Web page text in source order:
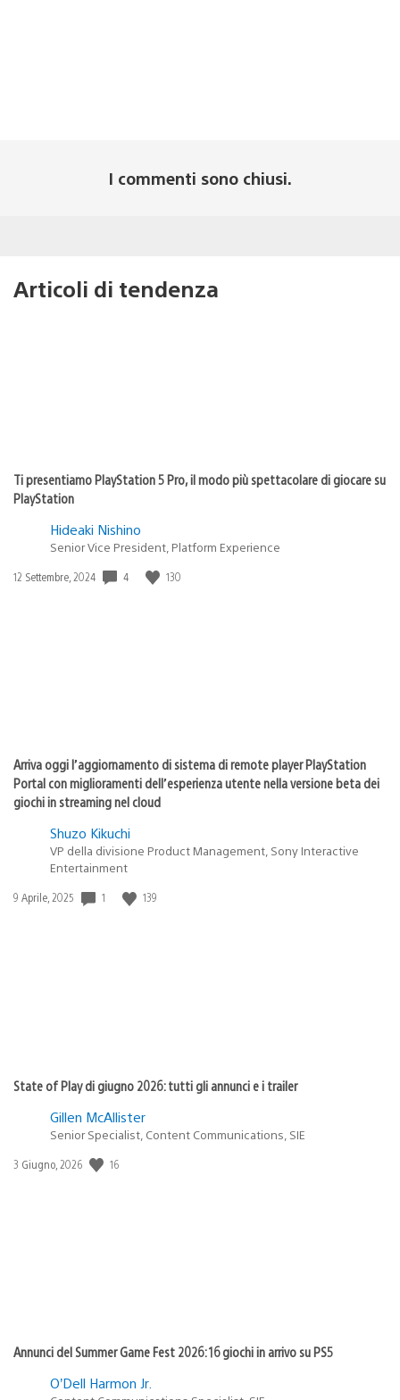
I commenti sono chiusi.
Articoli di tendenza
Ti presentiamo PlayStation 5 Pro, il modo più spettacolare di giocare su
PlayStation
Hideaki Nishino
Senior Vice President, Platform Experience
Data
12 Settembre, 2024 4 130
Arriva oggi l’aggiornamento di sistema di remote player PlayStation
Portal con miglioramenti dell’esperienza utente nella versione beta dei
giochi in streaming nel cloud
Shuzo Kikuchi
VP della divisione Product Management, Sony Interactive
Entertainment
Data
9 Aprile, 2025 1 139
State of Play di giugno 2026: tutti gli annunci e i trailer
Gillen McAllister
Senior Specialist, Content Communications, SIE
Data
3 Giugno, 2026 16
Annunci del Summer Game Fest 2026: 16 giochi in arrivo su PS5
O’Dell Harmon Jr.